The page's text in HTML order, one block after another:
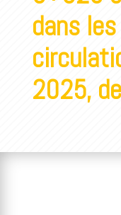
dans
2025,